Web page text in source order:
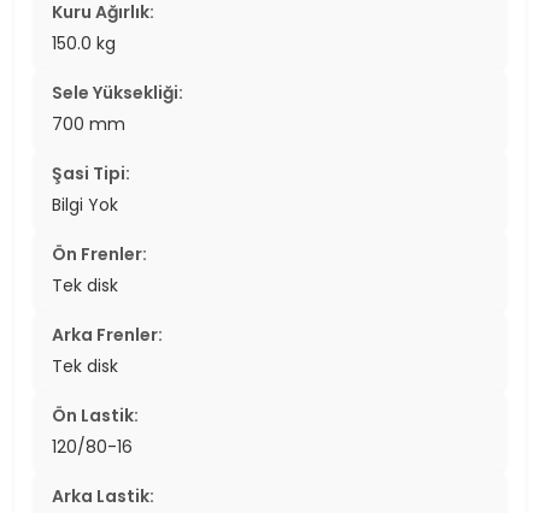
Kuru Ağırlık:
150.0 kg
Sele Yüksekliği:
700 mm
Şasi Tipi:
Bilgi Yok
Ön Frenler:
Tek disk
Arka Frenler:
Tek disk
Ön Lastik:
120/80-16
Arka Lastik: